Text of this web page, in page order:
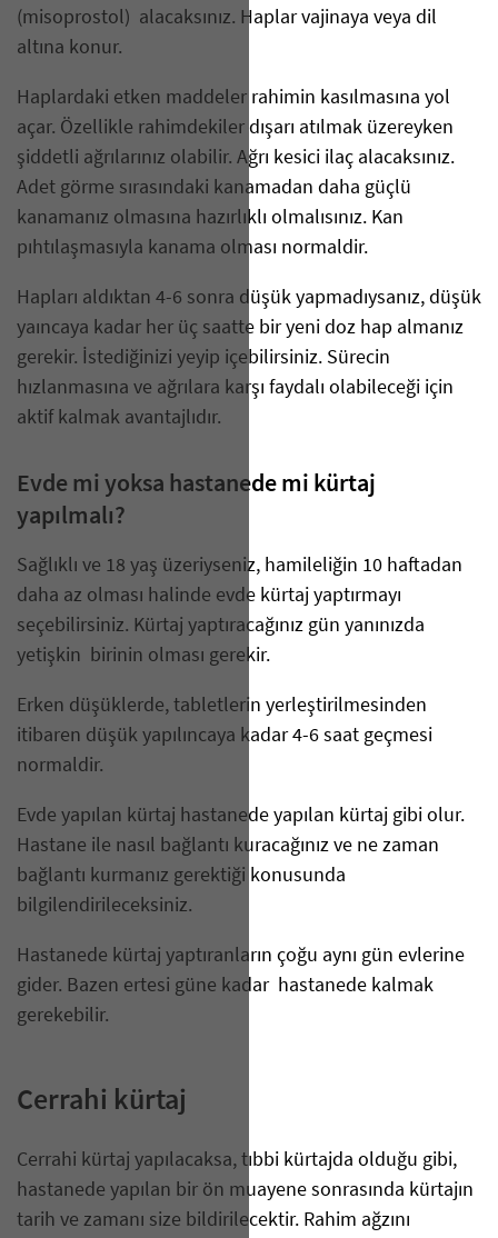
(misoprostol) alacaksınız. Haplar vajinaya veya dil
altına konur.
Haplardaki etken maddeler rahimin kasılmasına yol
açar. Özellikle rahimdekiler dışarı atılmak üzereyken
şiddetli ağrılarınız olabilir. Ağrı kesici ilaç alacaksınız.
Adet görme sırasındaki kanamadan daha güçlü
kanamanız olmasına hazırlıklı olmalısınız. Kan
pıhtılaşmasıyla kanama olması normaldir.
Hapları aldıktan 4-6 sonra düşük yapmadıysanız, düşük
yaıncaya kadar her üç saatte bir yeni doz hap almanız
gerekir. İstediğinizi yeyip içebilirsiniz. Sürecin
hızlanmasına ve ağrılara karşı faydalı olabileceği için
aktif kalmak avantajlıdır.
Evde mi yoksa hastanede mi kürtaj
yapılmalı?
Sağlıklı ve 18 yaş üzeriyseniz, hamileliğin 10 haftadan
daha az olması halinde evde kürtaj yaptırmayı
seçebilirsiniz. Kürtaj yaptıracağınız gün yanınızda
yetişkin birinin olması gerekir.
Erken düşüklerde, tabletlerin yerleştirilmesinden
itibaren düşük yapılıncaya kadar 4-6 saat geçmesi
normaldir.
Evde yapılan kürtaj hastanede yapılan kürtaj gibi olur.
Hastane ile nasıl bağlantı kuracağınız ve ne zaman
bağlantı kurmanız gerektiği konusunda
bilgilendirileceksiniz.
Hastanede kürtaj yaptıranların çoğu aynı gün evlerine
gider. Bazen ertesi güne kadar hastanede kalmak
gerekebilir.
Cerrahi kürtaj
Cerrahi kürtaj yapılacaksa, tıbbi kürtajda olduğu gibi,
hastanede yapılan bir ön muayene sonrasında kürtajın
tarih ve zamanı size bildirilecektir. Rahim ağzını